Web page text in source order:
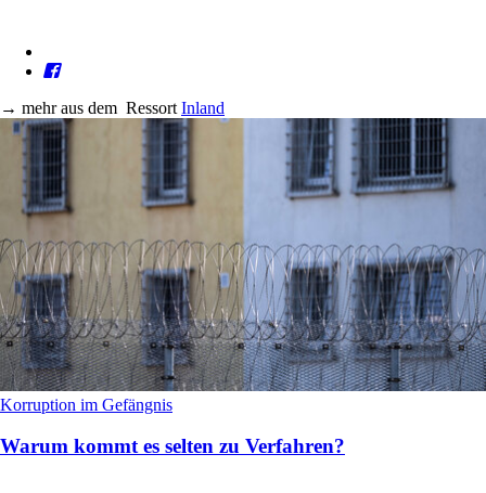
→ mehr aus dem Ressort Inland
Korruption im Gefängnis
Warum kommt es selten zu Verfahren?